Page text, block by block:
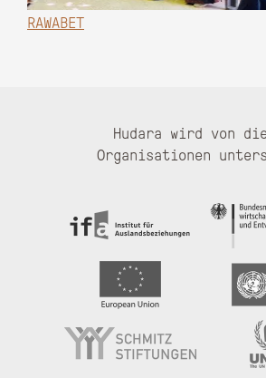
RAWABET
Hudara wird von
Organisationen